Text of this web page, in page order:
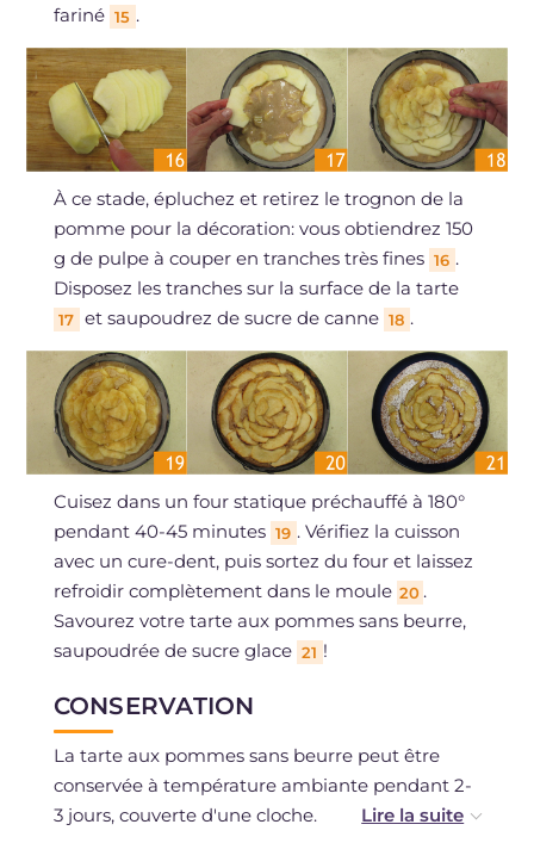
fariné 15 .
À ce stade, épluchez et retirez le trognon de la
pomme pour la décoration: vous obtiendrez 150
g de pulpe à couper en tranches très fines 16 .
Disposez les tranches sur la surface de la tarte
17 et saupoudrez de sucre de canne 18 .
Cuisez dans un four statique préchauffé à 180°
pendant 40-45 minutes 19 . Vérifiez la cuisson
avec un cure-dent, puis sortez du four et laissez
refroidir complètement dans le moule 20 .
Savourez votre tarte aux pommes sans beurre,
saupoudrée de sucre glace 21 !
CONSERVATION
La tarte aux pommes sans beurre peut être
conservée à température ambiante pendant 2-
3 jours, couverte d'une cloche.